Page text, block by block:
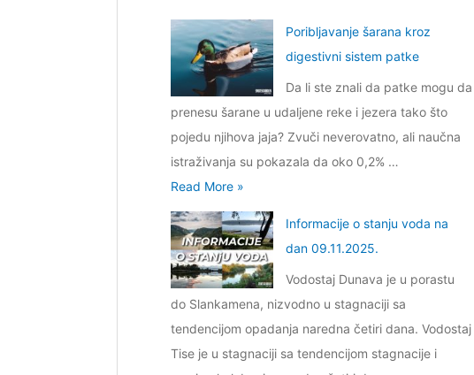
o
d
a
d
a
2
7
.
0
2
.
e
o
s
t
a
n
v
o
d
a
n
a
n
f
m
a
c
i
j
e
o
s
Poribljavanje šarana kroz
digestivni sistem patke
Da li ste znali da patke mogu da
prenesu šarane u udaljene reke i jezera tako što
pojedu njihova jaja? Zvuči neverovatno, ali naučna
istraživanja su pokazala da oko 0,2% …
P
o
r
i
b
l
j
a
Read More »
Informacije o stanju voda na
dan 09.11.2025.
Vodostaj Dunava je u porastu
do Slankamena, nizvodno u stagnaciji sa
tendencijom opadanja naredna četiri dana. Vodostaj
Tise je u stagnaciji sa tendencijom stagnacije i